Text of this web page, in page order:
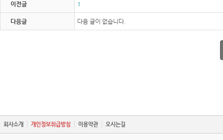
이전글 1
다음글 다음 글이 없습니다.
회사소개 개인정보취급방침 이용약관 오시는길